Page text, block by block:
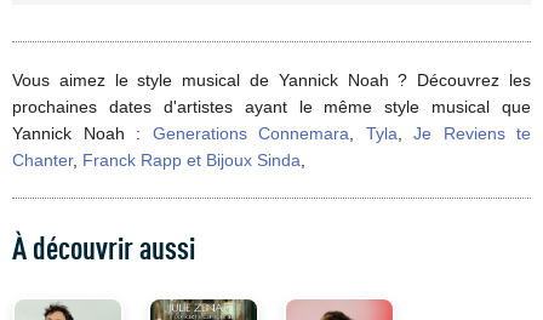
Vous aimez le style musical de Yannick Noah ? Découvrez les
prochaines dates d'artistes ayant le même style musical que
Yannick Noah : Generations Connemara, Tyla, Je Reviens te
Chanter, Franck Rapp et Bijoux Sinda,
À découvrir aussi